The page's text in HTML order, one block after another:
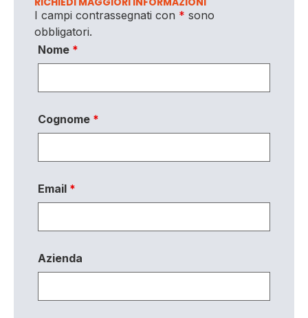
I campi contrassegnati con * sono
obbligatori.
Nome *
Cognome *
Email *
Azienda